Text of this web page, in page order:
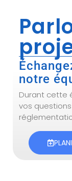
notre
Durant cette
vos